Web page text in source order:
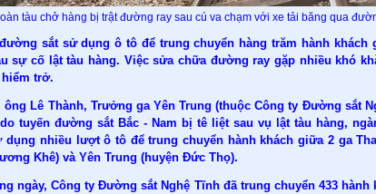
tàu chở hàng bị trật đường ray sau cú va chạm với xe tải băng qua
sắt sử dụng ô tô để trung chuyển hàng trăm hành khách
sự cố lật tàu hàng. Việc sửa chữa đường ray gặp nhiều khó
trở.
ông Lê Thành, Trưởng ga Yên Trung (thuộc Công ty Đường sắt
tuyến đường sắt Bắc - Nam bị tê liệt sau vụ lật tàu hàng,
dụng nhiều lượt ô tô để trung chuyển hành khách giữa 2 ga
Khê) và Yên Trung (huyện Đức Thọ).
ngày, Công ty Đường sắt Nghệ Tĩnh đã trung chuyển 433 hành